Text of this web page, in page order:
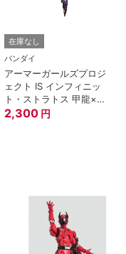
在庫なし
バンダイ
アーマーガールズプロジ
ェクト IS インフィニッ
ト・ストラトス 甲龍×凰
鈴音
2,300 円